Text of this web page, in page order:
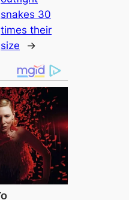
snakes 30
tіmes their
size
→